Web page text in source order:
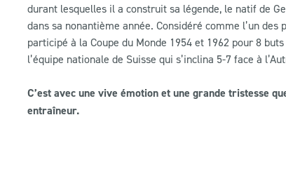
durant lesquelles il a construit sa légende, le natif de
dans sa nonantième année. Considéré comme l’un
participé à la Coupe du Monde 1954 et 1962 pour 8
l’équipe nationale de Suisse qui s’inclina 5-7 face à
C’est avec une vive émotion et une grande tristesse
entraîneur.